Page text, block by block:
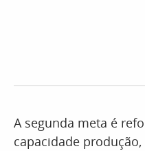
A segunda meta é
capacidade